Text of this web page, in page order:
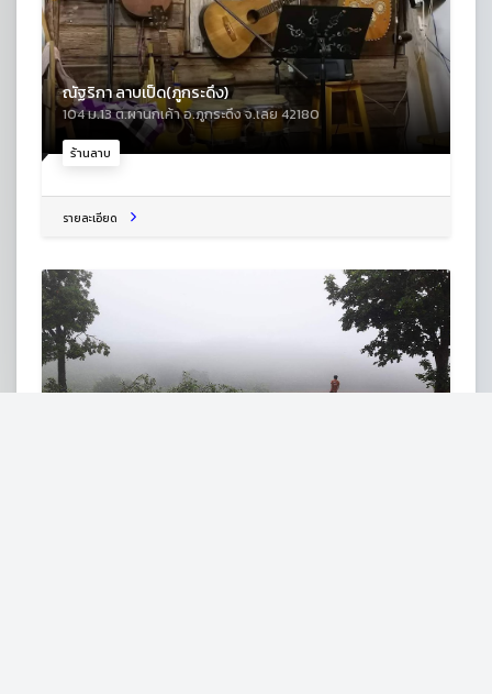
ร้านลาบ
ณัฐริกา ลาบเป็ด(ภูกระดึง)
104 ม.13 ต.ผานกเค้า อ.ภูกระดึง จ.เลย 42180
รายละเอียด